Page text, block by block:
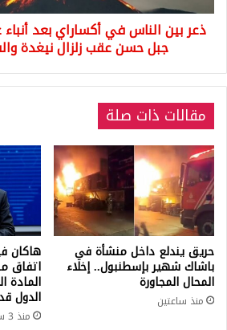
نشاط
بركاني
حسن
زلزال
نيغدة
والسلطات
توضح
ذعر بين الناس في أكساراي بعد
جبل حسن عقب زلزال نيغدة
مقالات ذات صلة
حريق يندلع داخل منشأة في
باشاك شهير بإسطنبول.. إخلاء
المحال المجاورة
منذ ساعتين
هاكان
اتفاق
المادة
الدول
منذ 3 ساعات